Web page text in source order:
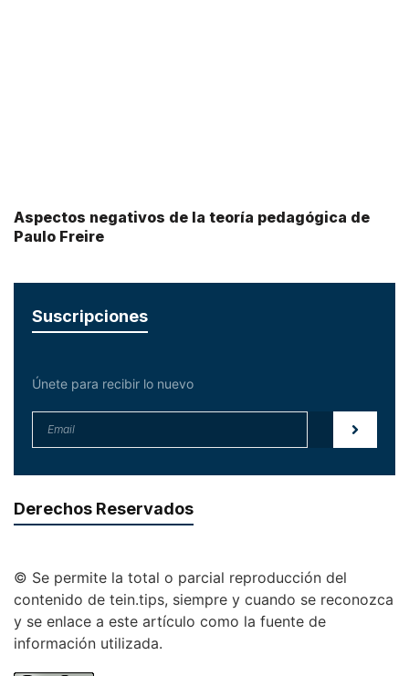
Aspectos negativos de la teoría pedagógica de
Paulo Freire
Suscripciones
Únete para recibir lo nuevo
Derechos Reservados
© Se permite la total o parcial reproducción del
contenido de tein.tips, siempre y cuando se reconozca
y se enlace a este artículo como la fuente de
información utilizada.